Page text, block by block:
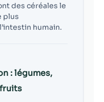
des céréales le
plus
humain.
: légumes,